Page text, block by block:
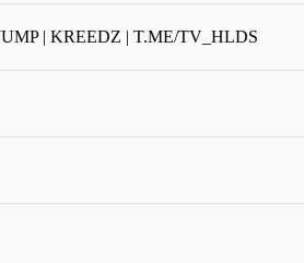
| KREEDZ | T.ME/TV_HLDS